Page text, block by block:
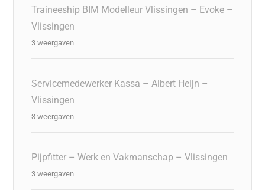
Traineeship BIM Modelleur Vlissingen – Evoke –
Vlissingen
3 weergaven
Servicemedewerker Kassa – Albert Heijn –
Vlissingen
3 weergaven
Pijpfitter – Werk en Vakmanschap – Vlissingen
3 weergaven